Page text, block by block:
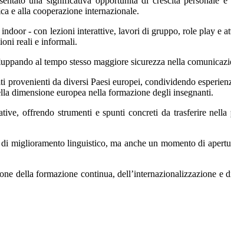
e alla cooperazione internazionale.
- con lezioni interattive, lavori di gruppo, role play e
reali e informali.
al tempo stesso maggiore sicurezza nella
da diversi Paesi europei, condividendo
dimensione europea nella formazione degli insegnanti.
offrendo strumenti e spunti concreti da trasferire
miglioramento linguistico, ma anche un momento di
della formazione continua, dell’internazionalizzazione e